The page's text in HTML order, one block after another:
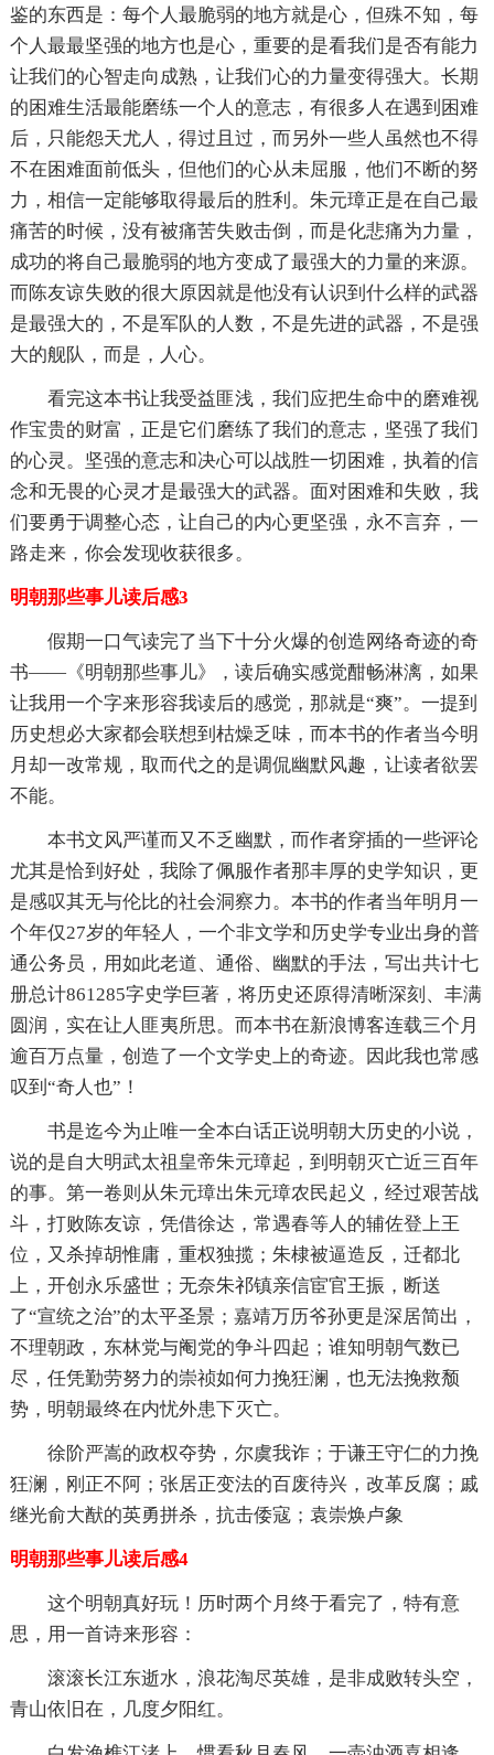
鉴的东西是：每个人最脆弱的地方就是心，但殊不知，每
个人最最坚强的地方也是心，重要的是看我们是否有能力
让我们的心智走向成熟，让我们心的力量变得强大。长期
的困难生活最能磨练一个人的意志，有很多人在遇到困难
后，只能怨天尤人，得过且过，而另外一些人虽然也不得
不在困难面前低头，但他们的心从未屈服，他们不断的努
力，相信一定能够取得最后的胜利。朱元璋正是在自己最
痛苦的时候，没有被痛苦失败击倒，而是化悲痛为力量，
成功的将自己最脆弱的地方变成了最强大的力量的来源。
而陈友谅失败的很大原因就是他没有认识到什么样的武器
是最强大的，不是军队的人数，不是先进的武器，不是强
大的舰队，而是，人心。
看完这本书让我受益匪浅，我们应把生命中的磨难视
作宝贵的财富，正是它们磨练了我们的意志，坚强了我们
的心灵。坚强的意志和决心可以战胜一切困难，执着的信
念和无畏的心灵才是最强大的武器。面对困难和失败，我
们要勇于调整心态，让自己的内心更坚强，永不言弃，一
路走来，你会发现收获很多。
明朝那些事儿读后感3
假期一口气读完了当下十分火爆的创造网络奇迹的奇
书——《明朝那些事儿》，读后确实感觉酣畅淋漓，如果
让我用一个字来形容我读后的感觉，那就是“爽”。一提到
历史想必大家都会联想到枯燥乏味，而本书的作者当今明
月却一改常规，取而代之的是调侃幽默风趣，让读者欲罢
不能。
本书文风严谨而又不乏幽默，而作者穿插的一些评论
尤其是恰到好处，我除了佩服作者那丰厚的史学知识，更
是感叹其无与伦比的社会洞察力。本书的作者当年明月一
个年仅27岁的年轻人，一个非文学和历史学专业出身的普
通公务员，用如此老道、通俗、幽默的手法，写出共计七
册总计861285字史学巨著，将历史还原得清晰深刻、丰满
圆润，实在让人匪夷所思。而本书在新浪博客连载三个月
逾百万点量，创造了一个文学史上的奇迹。因此我也常感
叹到“奇人也”！
书是迄今为止唯一全本白话正说明朝大历史的小说，
说的是自大明武太祖皇帝朱元璋起，到明朝灭亡近三百年
的事。第一卷则从朱元璋出朱元璋农民起义，经过艰苦战
斗，打败陈友谅，凭借徐达，常遇春等人的辅佐登上王
位，又杀掉胡惟庸，重权独揽；朱棣被逼造反，迁都北
上，开创永乐盛世；无奈朱祁镇亲信宦官王振，断送
了“宣统之治”的太平圣景；嘉靖万历爷孙更是深居简出，
不理朝政，东林党与阉党的争斗四起；谁知明朝气数已
尽，任凭勤劳努力的崇祯如何力挽狂澜，也无法挽救颓
势，明朝最终在内忧外患下灭亡。
徐阶严嵩的政权夺势，尔虞我诈；于谦王守仁的力挽
狂澜，刚正不阿；张居正变法的百废待兴，改革反腐；戚
继光俞大猷的英勇拼杀，抗击倭寇；袁崇焕卢象
明朝那些事儿读后感4
这个明朝真好玩！历时两个月终于看完了，特有意
思，用一首诗来形容：
滚滚长江东逝水，浪花淘尽英雄，是非成败转头空，
青山依旧在，几度夕阳红。